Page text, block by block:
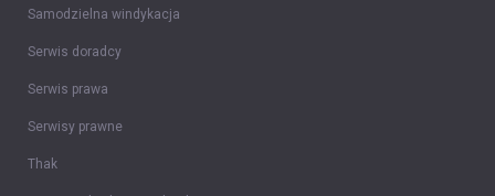
Samodzielna windykacja
Serwis doradcy
Serwis prawa
Serwisy prawne
Thak